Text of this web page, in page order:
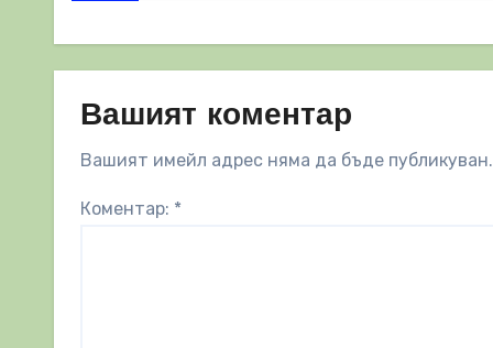
Вашият коментар
Вашият имейл адрес няма да бъде публикуван.
Коментар: *